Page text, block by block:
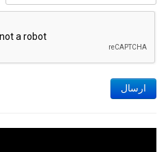
ارسال